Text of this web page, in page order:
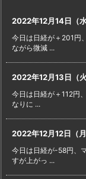
2022年12月14日（
今日は日経が＋201円
ながら微減 ...
2022年12月13日（
今日は日経が＋112円
なりに ...
2022年12月12日（
今日は日経が-58円、
すが上がっ ...